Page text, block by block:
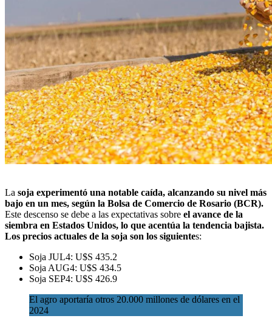
La soja experimentó una notable caída, alcanzando su nivel más
bajo en un mes, según la Bolsa de Comercio de Rosario (BCR).
Este descenso se debe a las expectativas sobre el avance de la
siembra en Estados Unidos, lo que acentúa la tendencia bajista.
Los precios actuales de la soja son los siguientes:
Soja JUL4: U$S 435.2
Soja AUG4: U$S 434.5
Soja SEP4: U$S 426.9
El agro aportaría otros 20.000 millones de dólares en el
2024